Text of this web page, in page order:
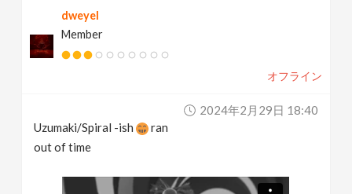
dweyel
Member
オフライン
2024年2月29日 18:40
Uzumaki/Spiral -ish
ran
out of time